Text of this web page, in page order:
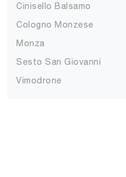
Cinisello Balsamo
Cologno Monzese
Monza
Sesto San Giovanni
Vimodrone